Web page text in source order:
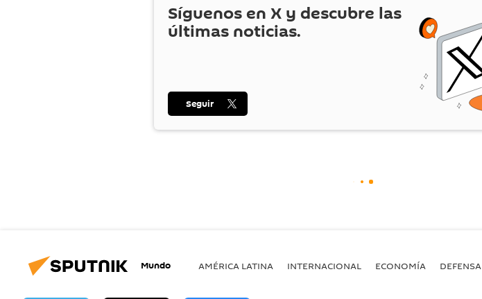
Síguenos en X y descubre las
últimas noticias.
Seguir
Mundo AMÉRICA LATINA INTERNACIONAL ECONOMÍA DEFENSA